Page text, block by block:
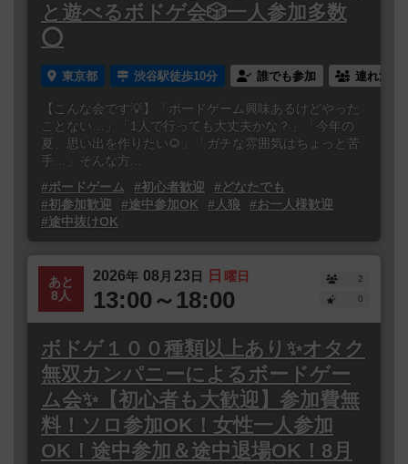
と遊べるボドゲ会🎲一人参加多数
⭕️
東京都 渋谷駅徒歩10分 誰でも参加 連れ添い
【こんな会です💡】「ボードゲーム興味あるけどやった
ことない…」「1人で行っても大丈夫かな？」「今年の
夏、思い出を作りたい🌻」「ガチな雰囲気はちょっと苦
手…」そんな方...
#ボードゲーム
#初心者歓迎
#どなたでも
#初参加歓迎
#途中参加OK #人狼
#お一人様歓迎
#途中抜けOK
あと
8人
2026年 08 月 23日 日 曜日
13:00～18:00
2
0
ボドゲ１００種類以上あり✨オタク
無双カンパニーによるボードゲー
ム会✨【初心者も大歓迎】参加費無
料！ソロ参加OK！女性一人参加
OK！途中参加＆途中退場OK！8月